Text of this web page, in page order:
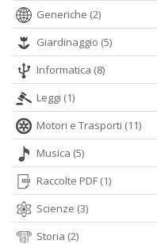
Generiche (2)
Giardinaggio (5)
Informatica (8)
Leggi (1)
Motori e Trasporti (11)
Musica (5)
Raccolte PDF (1)
Scienze (3)
Storia (2)